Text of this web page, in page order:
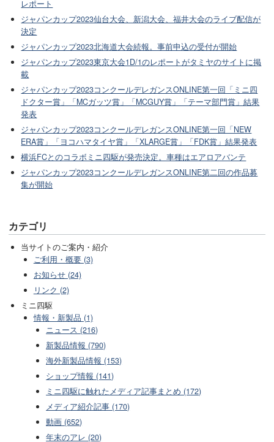
レポート
ジャパンカップ2023仙台大会、新潟大会、福井大会のライブ配信が
決定
ジャパンカップ2023北海道大会続報。事前申込の受付が開始
ジャパンカップ2023東京大会1D/1のレポートがタミヤのサイトに掲
載
ジャパンカップ2023コンクールデレガンスONLINE第一回「ミニ四
ドクター賞」「MCガッツ賞」「MCGUY賞」「テーマ部門賞」結果
発表
ジャパンカップ2023コンクールデレガンスONLINE第一回「NEW
ERA賞」「ヨコハマタイヤ賞」「XLARGE賞」「FDK賞」結果発表
横浜FCとのコラボミニ四駆が発売決定。車種はエアロアバンテ
ジャパンカップ2023コンクールデレガンスONLINE第二回の作品募
集が開始
カテゴリ
当サイトのご案内・紹介
ご利用・概要 (3)
お知らせ (24)
リンク (2)
ミニ四駆
情報・新製品 (1)
ニュース (216)
新製品情報 (790)
海外新製品情報 (153)
ショップ情報 (141)
ミニ四駆に触れたメディア記事まとめ (172)
メディア紹介記事 (170)
動画 (652)
年末のアレ (20)